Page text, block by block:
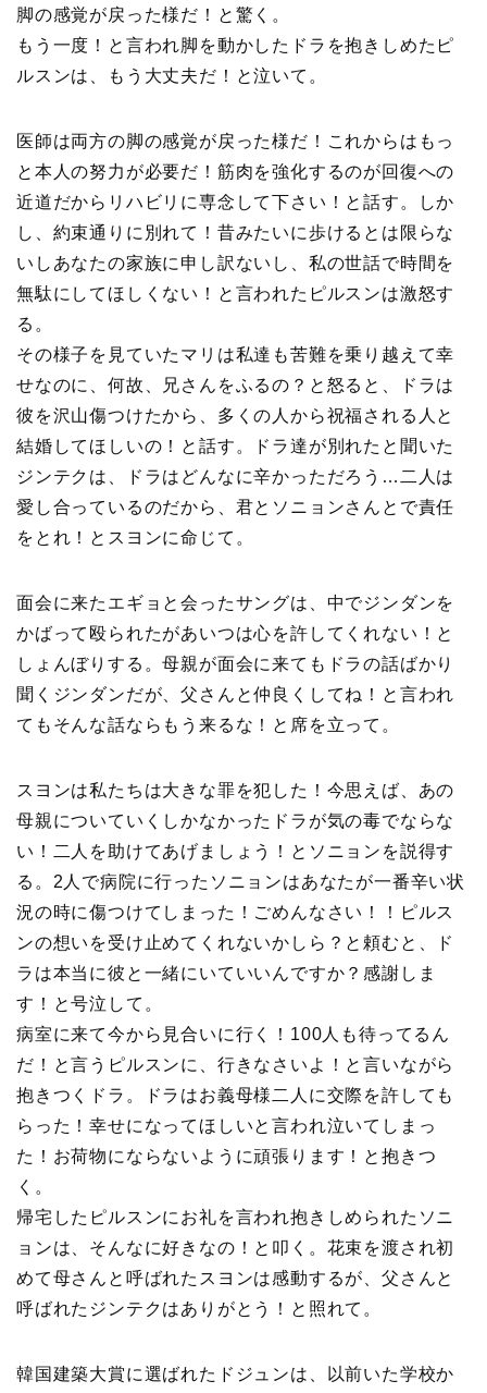
脚の感覚が戻った様だ！と驚く。
もう一度！と言われ脚を動かしたドラを抱きしめたピ
ルスンは、もう大丈夫だ！と泣いて。
医師は両方の脚の感覚が戻った様だ！これからはもっ
と本人の努力が必要だ！筋肉を強化するのが回復への
近道だからリハビリに専念して下さい！と話す。しか
し、約束通りに別れて！昔みたいに歩けるとは限らな
いしあなたの家族に申し訳ないし、私の世話で時間を
無駄にしてほしくない！と言われたピルスンは激怒す
る。
その様子を見ていたマリは私達も苦難を乗り越えて幸
せなのに、何故、兄さんをふるの？と怒ると、ドラは
彼を沢山傷つけたから、多くの人から祝福される人と
結婚してほしいの！と話す。ドラ達が別れたと聞いた
ジンテクは、ドラはどんなに辛かっただろう…二人は
愛し合っているのだから、君とソニョンさんとで責任
をとれ！とスヨンに命じて。
面会に来たエギョと会ったサングは、中でジンダンを
かばって殴られたがあいつは心を許してくれない！と
しょんぼりする。母親が面会に来てもドラの話ばかり
聞くジンダンだが、父さんと仲良くしてね！と言われ
てもそんな話ならもう来るな！と席を立って。
スヨンは私たちは大きな罪を犯した！今思えば、あの
母親についていくしかなかったドラが気の毒でならな
い！二人を助けてあげましょう！とソニョンを説得す
る。2人で病院に行ったソニョンはあなたが一番辛い状
況の時に傷つけてしまった！ごめんなさい！！ピルス
ンの想いを受け止めてくれないかしら？と頼むと、ド
ラは本当に彼と一緒にいていいんですか？感謝しま
す！と号泣して。
病室に来て今から見合いに行く！100人も待ってるん
だ！と言うピルスンに、行きなさいよ！と言いながら
抱きつくドラ。ドラはお義母様二人に交際を許しても
らった！幸せになってほしいと言われ泣いてしまっ
た！お荷物にならないように頑張ります！と抱きつ
く。
帰宅したピルスンにお礼を言われ抱きしめられたソニ
ョンは、そんなに好きなの！と叩く。花束を渡され初
めて母さんと呼ばれたスヨンは感動するが、父さんと
呼ばれたジンテクはありがとう！と照れて。
韓国建築大賞に選ばれたドジュンは、以前いた学校か